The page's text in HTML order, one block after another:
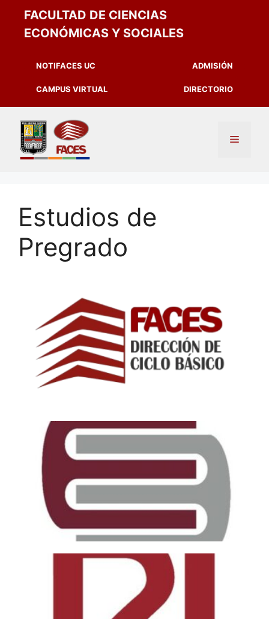
FACULTAD DE CIENCIAS
ECONÓMICAS Y SOCIALES
NOTIFACES UC ADMISIÓN
CAMPUS VIRTUAL DIRECTORIO
Estudios de
Pregrado